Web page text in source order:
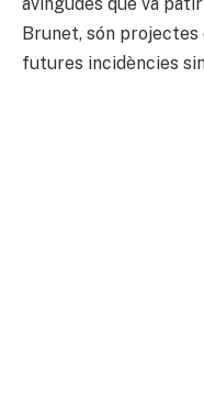
Brunet, són
futures incidències